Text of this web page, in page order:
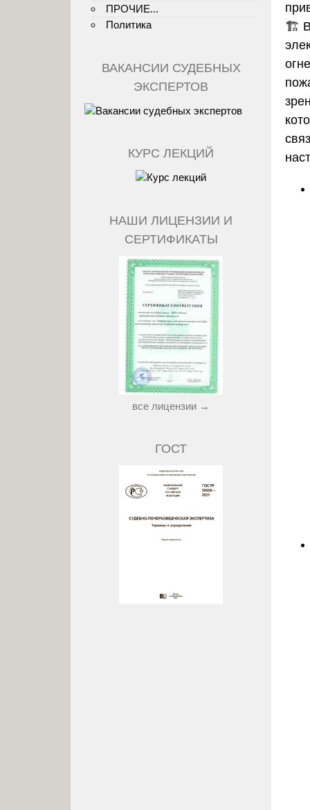
🏗️ В
ПРОЧИЕ...
Политика
ВАКАНСИИ СУДЕБНЫХ
ЭКСПЕРТОВ
КУРС ЛЕКЦИЙ
НАШИ ЛИЦЕНЗИИ И
СЕРТИФИКАТЫ
все лицензии →
ГОСТ